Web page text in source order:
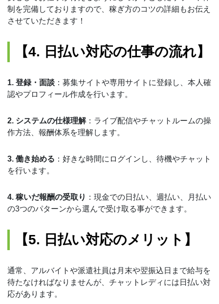
制を完備しておりますので、稼ぎ方のコツの詳細もお伝え
させていただきます！
【4. 日払い対応の仕事の流れ】
1. 登録・面談 ：募集サイトや専用サイトに登録し、本人確
認やプロフィール作成を行います。
2. システムの仕様理解：ライブ配信やチャットルームの操
作方法、報酬体系を理解します。
3. 働き始める ：好きな時間にログインし、待機やチャット
を行います。
4. 稼いだ報酬の受取り ：現金での日払い、週払い、月払い
の3つのパターンから選んで受け取る事ができます。
【5. 日払い対応のメリット】
通常、アルバイトや派遣社員は月末や翌振込日まで給与を
待たなければなりませんが、チャットレディには日払い対
応があります。